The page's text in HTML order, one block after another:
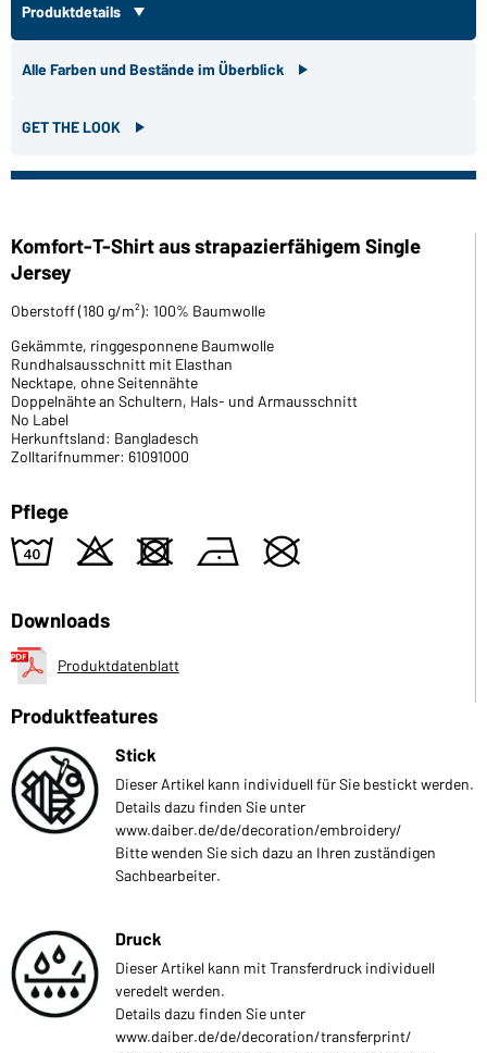
Produktdetails
Alle Farben und Bestände im Überblick
GET THE LOOK
Komfort-T-Shirt aus strapazierfähigem Single
Jersey
Oberstoff (180 g/m²): 100% Baumwolle
Gekämmte, ringgesponnene Baumwolle
Rundhalsausschnitt mit Elasthan
Necktape, ohne Seitennähte
Doppelnähte an Schultern, Hals- und Armausschnitt
No Label
Herkunftsland: Bangladesch
Zolltarifnummer: 61091000
Pflege
8 o d n U
Downloads
Produktdatenblatt
Produktfeatures
Stick
Dieser Artikel kann individuell für Sie bestickt werden.
Details dazu finden Sie unter
www.daiber.de/de/decoration/embroidery/
Bitte wenden Sie sich dazu an Ihren zuständigen
Sachbearbeiter.
Druck
Dieser Artikel kann mit Transferdruck individuell
veredelt werden.
Details dazu finden Sie unter
www.daiber.de/de/decoration/transferprint/